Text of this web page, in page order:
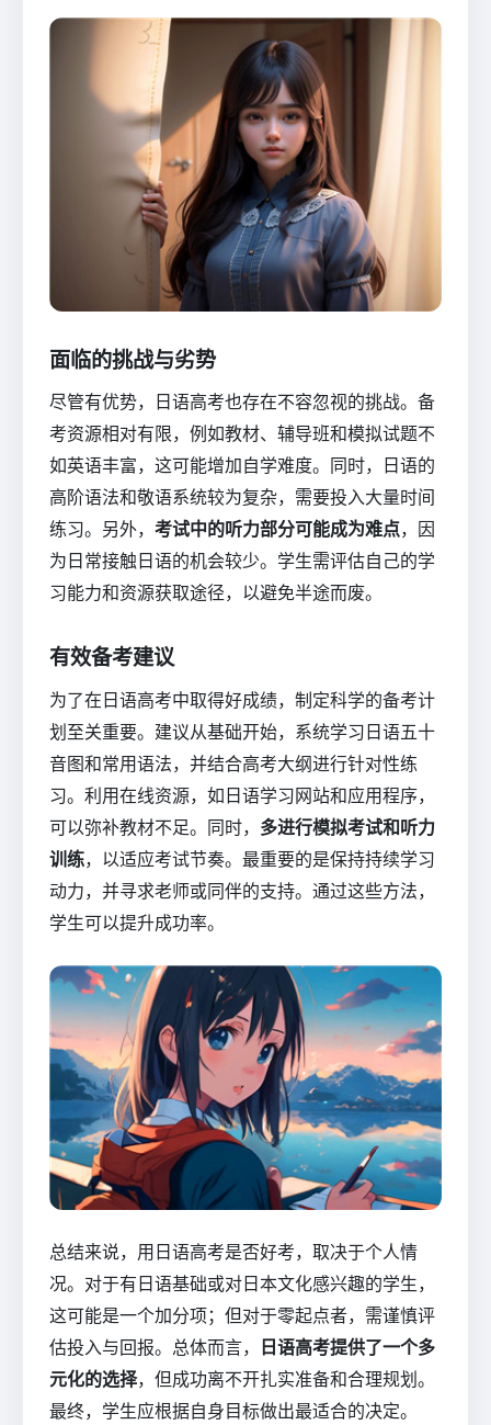
面临的挑战与劣势
尽管有优势，日语高考也存在不容忽视的挑战。备
考资源相对有限，例如教材、辅导班和模拟试题不
如英语丰富，这可能增加自学难度。同时，日语的
高阶语法和敬语系统较为复杂，需要投入大量时间
练习。另外， 考试中的听力部分可能成为难点，因
为日常接触日语的机会较少。学生需评估自己的学
习能力和资源获取途径，以避免半途而废。
有效备考建议
为了在日语高考中取得好成绩，制定科学的备考计
划至关重要。建议从基础开始，系统学习日语五十
音图和常用语法，并结合高考大纲进行针对性练
习。利用在线资源，如日语学习网站和应用程序，
可以弥补教材不足。同时， 多进行模拟考试和听力
训练，以适应考试节奏。最重要的是保持持续学习
动力，并寻求老师或同伴的支持。通过这些方法，
学生可以提升成功率。
总结来说，用日语高考是否好考，取决于个人情
况。对于有日语基础或对日本文化感兴趣的学生，
这可能是一个加分项；但对于零起点者，需谨慎评
估投入与回报。总体而言，
日语高考提供了一个多
元化的选择，但成功离不开扎实准备和合理规划。
最终，学生应根据自身目标做出最适合的决定。